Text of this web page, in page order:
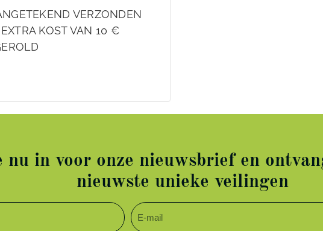
VERZONDEN
KOST VAN 10 €
in voor onze nieuwsbrief en
nieuwste unieke veilingen